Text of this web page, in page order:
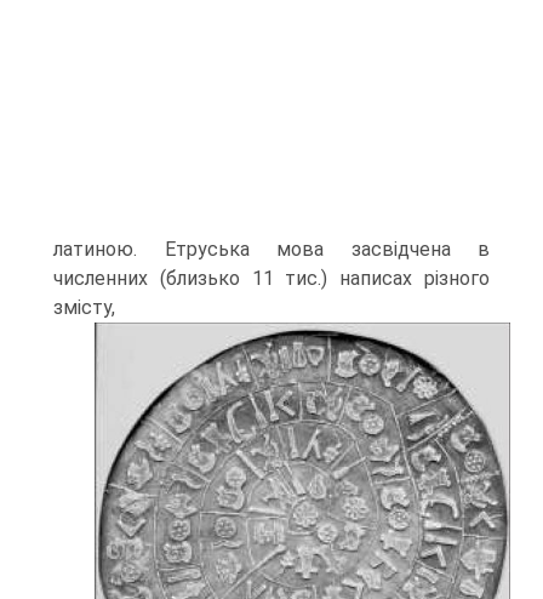
латиною. Етруська мова засвідчена в
численних (близько 11 тис.) написах різного
змісту,